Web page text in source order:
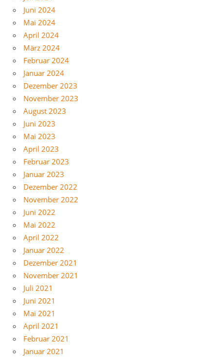
Juni 2024
Mai 2024
April 2024
März 2024
Februar 2024
Januar 2024
Dezember 2023
November 2023
August 2023
Juni 2023
Mai 2023
April 2023
Februar 2023
Januar 2023
Dezember 2022
November 2022
Juni 2022
Mai 2022
April 2022
Januar 2022
Dezember 2021
November 2021
Juli 2021
Juni 2021
Mai 2021
April 2021
Februar 2021
Januar 2021